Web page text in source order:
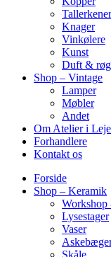
Tallerkener
Knager
Vinkølere
Kunst
Duft &
Shop – Vintage
Lamper
Møbler
Andet
Om Atelier i
Forhandlere
Kontakt os
Forside
Shop – Keramik
Lysestager
Vaser
Skåle